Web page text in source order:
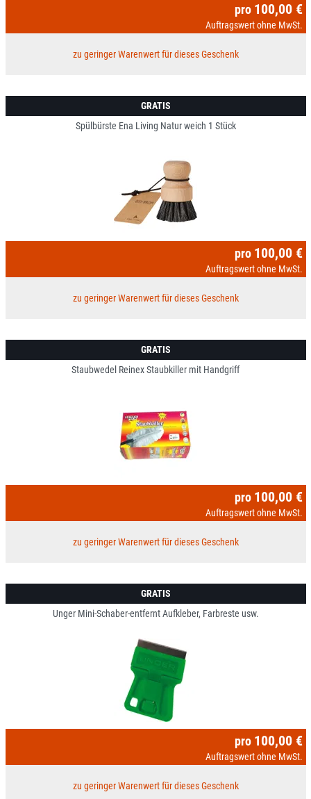
pro 100,00 €
Auftragswert ohne MwSt.
zu geringer Warenwert für dieses Geschenk
GRATIS
Spülbürste Ena Living Natur weich 1 Stück
pro 100,00 €
Auftragswert ohne MwSt.
zu geringer Warenwert für dieses Geschenk
GRATIS
Staubwedel Reinex Staubkiller mit Handgriff
pro 100,00 €
Auftragswert ohne MwSt.
zu geringer Warenwert für dieses Geschenk
GRATIS
Unger Mini-Schaber-entfernt Aufkleber, Farbreste usw.
pro 100,00 €
Auftragswert ohne MwSt.
zu geringer Warenwert für dieses Geschenk